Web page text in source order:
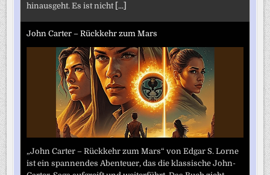
hinausgeht. Es ist nicht [...]
John Carter – Rückkehr zum Mars
„John Carter – Rückkehr zum Mars“ von Edgar S. Lorne
ist ein spannendes Abenteuer, das die klassische John-